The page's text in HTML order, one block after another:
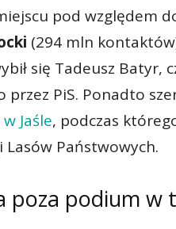
pod względem
(294 mln
się Tadeusz
przez PiS. Ponadto
Jaśle, podczas
Lasów Państwowych.
poza podium